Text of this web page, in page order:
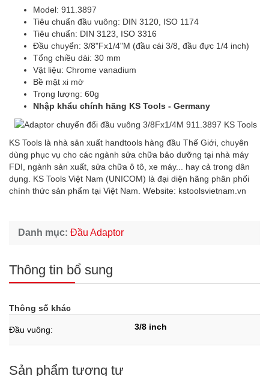
Model: 911.3897
Tiêu chuẩn đầu vuông: DIN 3120, ISO 1174
Tiêu chuẩn: DIN 3123, ISO 3316
Đầu chuyển: 3/8"Fx1/4"M (đầu cái 3/8, đầu đực 1/4 inch)
Tổng chiều dài: 30 mm
Vật liệu: Chrome vanadium
Bề mặt xi mờ
Trọng lượng: 60g
Nhập khẩu chính hãng KS Tools - Germany
KS Tools là nhà sản xuất handtools hàng đầu Thế Giới, chuyên
dùng phục vụ cho các ngành sửa chữa bảo dưỡng tại nhà máy
FDI, ngành sản xuất, sửa chữa ô tô, xe máy... hay cả trong dân
dụng. KS Tools Việt Nam (UNICOM) là đại diện hãng phân phối
chính thức sản phẩm tại Việt Nam. Website: kstoolsvietnam.vn
Danh mục: Đầu Adaptor
Thông tin bổ sung
Thông số khác
Đầu vuông: 3/8 inch
Sản phẩm tương tự